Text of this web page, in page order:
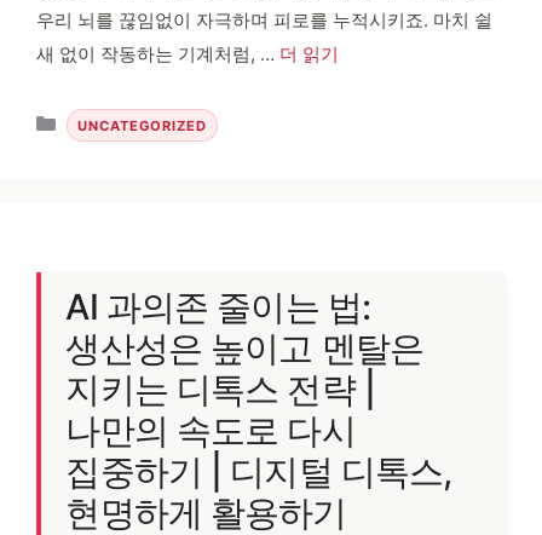
우리 뇌를 끊임없이 자극하며 피로를 누적시키죠. 마치 쉴
새 없이 작동하는 기계처럼, … 더 읽기
카테고리
UNCATEGORIZED
AI 과의존 줄이는 법:
생산성은 높이고 멘탈은
지키는 디톡스 전략 |
나만의 속도로 다시
집중하기 | 디지털 디톡스,
현명하게 활용하기